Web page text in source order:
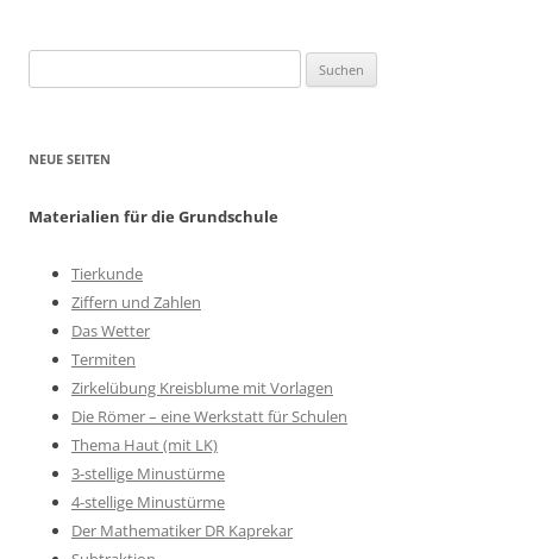
nach:
NEUE SEITEN
Materialien für die Grundschule
Tierkunde
Ziffern und Zahlen
Das Wetter
Termiten
Zirkelübung Kreisblume mit Vorlagen
Die Römer – eine Werkstatt für Schulen
Thema Haut (mit LK)
3-stellige Minustürme
4-stellige Minustürme
Der Mathematiker DR Kaprekar